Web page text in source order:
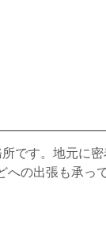
です。地元に
の出張も承